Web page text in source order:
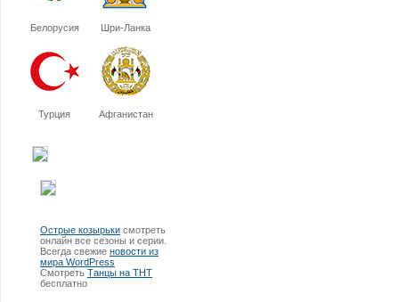
Белорусия Шри-Ланка
Турция Афганистан
Острые козырьки смотреть
онлайн все сезоны и серии.
Всегда свежие новости из
мира WordPress
Смотреть Танцы на ТНТ
бесплатно